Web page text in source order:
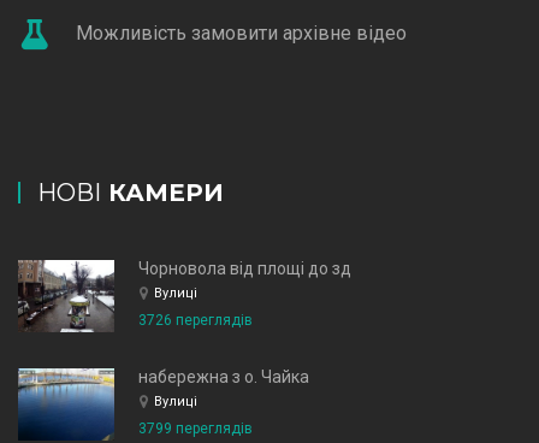
Можливість замовити архівне відео
НОВІ КАМЕРИ
Чорновола від площі до зд
Вулиці
3726 переглядів
набережна з о. Чайка
Вулиці
3799 переглядів